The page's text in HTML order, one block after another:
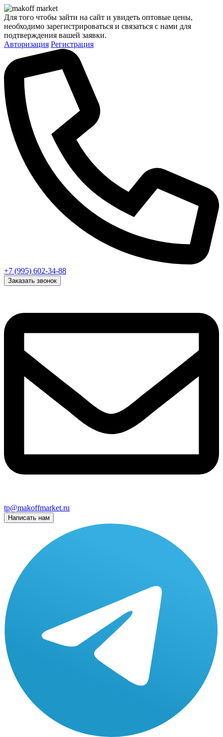
Для того чтобы зайти на сайт и увидеть оптовые цены,
необходимо зарегистрироваться и связаться с нами для
подтверждения вашей заявки.
Авторизация Регистрация
+7 (995) 602-34-88
Заказать звонок
tp@makoffmarket.ru
Написать нам